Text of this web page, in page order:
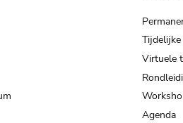
Virtuele
Agenda